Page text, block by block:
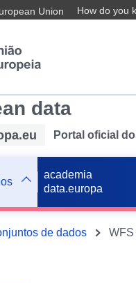
Union How do you
data
Portal oficial
academia
data.europa
de dados